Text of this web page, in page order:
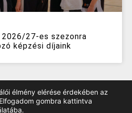
2026/27-es szezonra
képzési díjaink
élmény elérése érdekében az
gombra kattintva